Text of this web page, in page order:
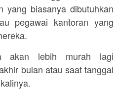
yang biasanya dibutuhkan
pegawai kantoran yang
akan lebih murah lagi
bulan atau saat tanggal